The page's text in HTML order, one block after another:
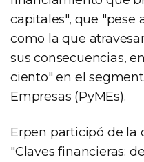
capitales", que "pese
como la que
sus consecuencias,
ciento" en el
Empresas (PyMEs).
Erpen participó de la
"Claves financieras: